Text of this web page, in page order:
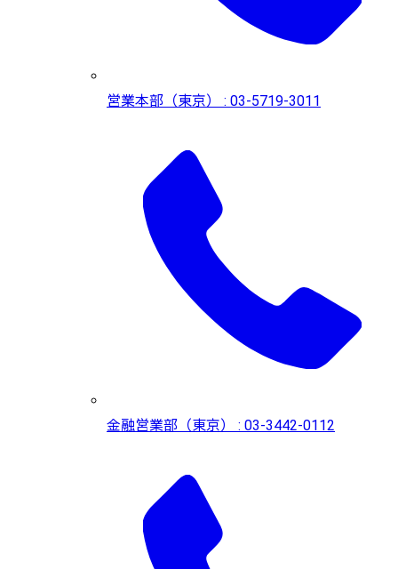
営業本部（東京） : 03-5719-3011
金融営業部（東京） : 03-3442-0112